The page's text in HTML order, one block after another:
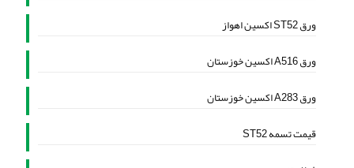
ورق ST52 اکسین اهواز
ورق A516 اکسین خوزستان
ورق A283 اکسین خوزستان
قیمت تسمه ST52